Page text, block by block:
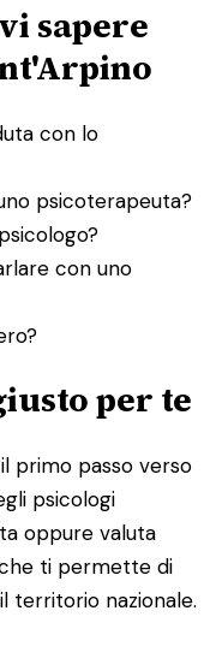
sapere
con lo
psicoterapeuta?
con uno
per te
primo passo verso
psicologi
oppure valuta
ti permette di
territorio nazionale.